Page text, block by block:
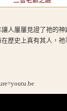
人屢屢見證了祂的
歷史上真有其人，